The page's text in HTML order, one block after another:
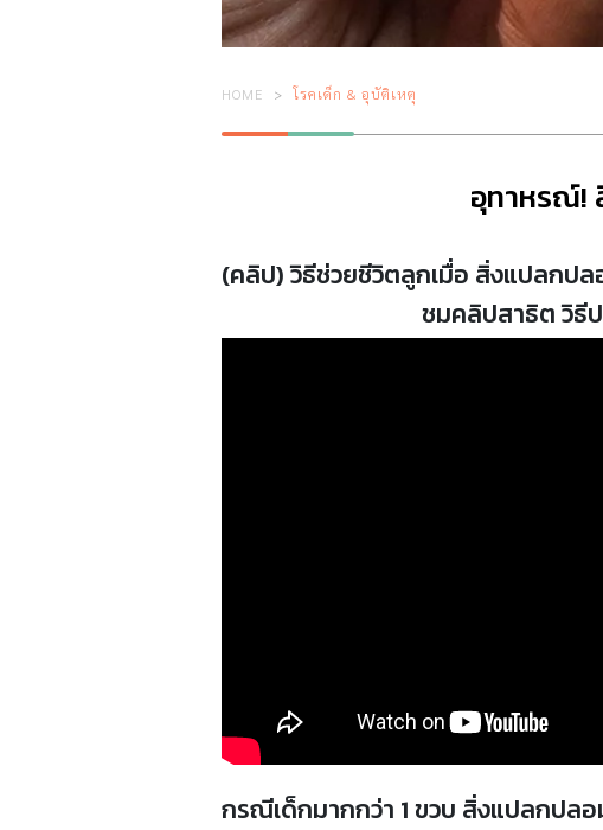
HOME โรคเด็ก & อุบัติเหตุ
อุทาหรณ์!
(คลิป) วิธีช่วยชีวิตลูกเมื่อ สิ่งแปลกปล
ชมคลิปสาธิต วิธี
กรณีเด็กมากกว่า 1 ขวบ สิ่งแปลกปล